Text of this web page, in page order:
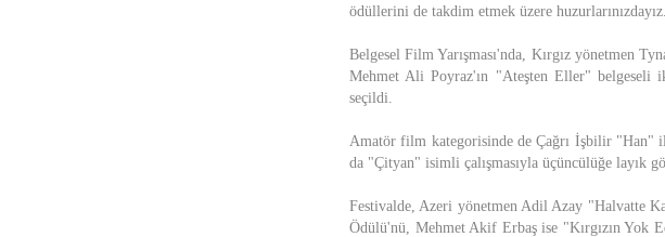
ödüllerini de takdim etmek üzere
Belgesel Film Yarışması'nda, Kırgız yönetmen
Mehmet Ali Poyraz'ın "Ateşten Eller" belgeseli
seçildi.
Amatör film kategorisinde de Çağrı İşbilir "Han"
da "Çityan" isimli çalışmasıyla üçüncülüğe layık
Festivalde, Azeri yönetmen Adil Azay "Halvatte
Ödülü'nü, Mehmet Akif Erbaş ise "Kırgızın Yok